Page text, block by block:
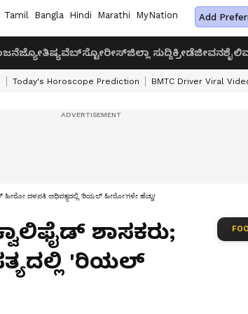
Tamil Bangla Hindi Marathi MyNation Add
ಜ್ಯೋತಿಷ್ಯವೆಬ್‌ಸ್ಟೋರೀಸ್ಜಿಲ್ಲಾ ಸುದ್ದಿಕ್ರೀಡೆಜೀವನಶೈಲಿ
Today's Horoscope Prediction BMTC Driver Viral
ಹೀರೋ ದಳಪತಿ ಅಧಿಪತ್ಯದಲ್ಲಿ 'ರಿಯಲ್ ಹೀರೋ'ಗಳೇ ಹೆಚ್ಚು!
ಶಾಸಕರು;
'ರಿಯಲ್